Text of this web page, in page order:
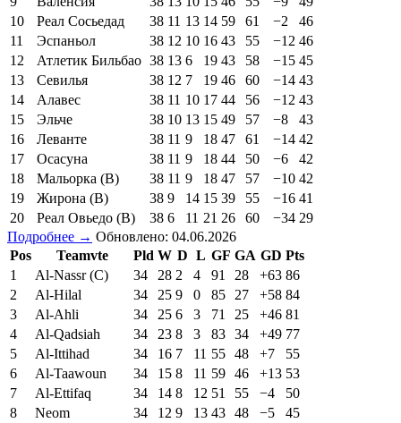
10
Реал Сосьедад 38 11 13 14 59 61 −2
46
11
Эспаньол 38 12 10 16 43 55 −12 46
12
Атлетик Бильбао 38 13 6 19 43 58 −15 45
13
Севилья 38 12 7 19 46 60 −14 43
14
Алавес 38 11 10 17 44 56 −12 43
15
Эльче 38 10 13 15 49 57 −8
43
16
Леванте 38 11 9 18 47 61 −14 42
17
Осасуна 38 11 9 18 44 50 −6
42
18
Мальорка (В) 38 11 9 18 47 57 −10 42
19
Жирона (В) 38 9 14 15 39 55 −16 41
20
Реал Овьедо (В) 38 6 11 21 26 60 −34 29
Подробнее → Обновлено: 04.06.2026
Pos
Teamvte Pld W D L GF GA GD Pts
1
Al-Nassr (C) 34 28 2 4 91 28 +63 86
2
Al-Hilal 34 25 9 0 85 27 +58 84
3
Al-Ahli 34 25 6 3 71 25 +46 81
4
Al-Qadsiah 34 23 8 3 83 34 +49 77
5
Al-Ittihad 34 16 7 11 55 48 +7
55
6
Al-Taawoun 34 15 8 11 59 46 +13 53
7
Al-Ettifaq 34 14 8 12 51 55 −4
50
8
Neom 34 12 9 13 43 48 −5
45